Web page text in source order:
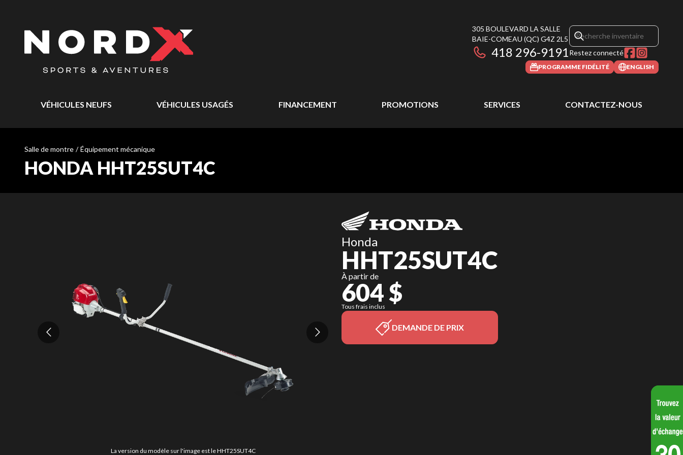
305 BOULEVARD LA SALLE
BAIE-COMEAU (QC) G4Z 2L5
418 296-9191Restez connecté
PROGRAMME FIDÉLITÉ ENGLISH
VÉHICULES NEUFS VÉHICULES USAGÉS FINANCEMENT PROMOTIONS SERVICES CONTACTEZ-NOUS
Salle de montre / Équipement mécanique
HONDA HHT25SUT4C
La version du modèle sur l'image est le HHT25SUT4C
Honda
HHT25SUT4C
À partir de
604 $
Tous frais inclus
DEMANDE DE PRIX